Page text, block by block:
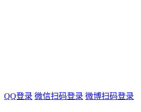
QQ登录 微信扫码登录 微博扫码登录